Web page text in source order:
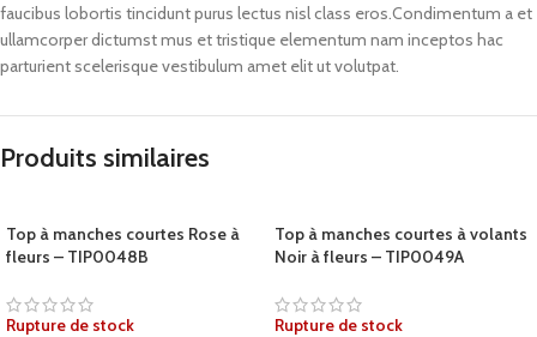
faucibus lobortis tincidunt purus lectus nisl class eros.Condimentum a et
ullamcorper dictumst mus et tristique elementum nam inceptos hac
parturient scelerisque vestibulum amet elit ut volutpat.
Produits similaires
Top à manches courtes Rose à
fleurs – TIP0048B
Rupture de stock
Top à manches courtes à volants
Noir à fleurs – TIP0049A
Rupture de stock